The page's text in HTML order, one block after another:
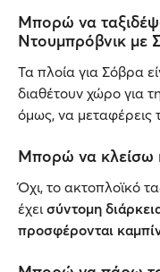
Μπορώ να
Ντουμπρόβνικ με
Τα πλοία για Σόβρα
διαθέτουν χώρο για
όμως, να μεταφέρεις
Μπορώ να κλείσω
Όχι, το ακτοπλοϊκό
έχει σύντομη
προσφέρονται